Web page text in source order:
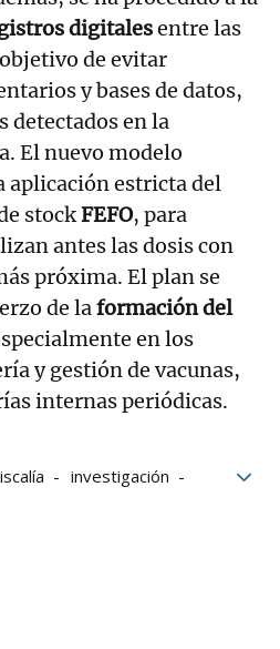
digitalesentre las
de evitar
y bases de datos,
detectados en la
El nuevo modelo
estricta del
stockFEFO, para
antes las dosis con
próxima. El plan se
de laformación del
en los
y gestión de vacunas,
internas periódicas.
investigación